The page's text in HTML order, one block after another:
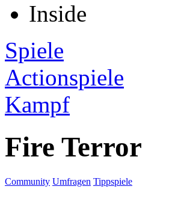
Inside
Spiele
Actionspiele
Kampf
Fire Terror
Community Umfragen Tippspiele